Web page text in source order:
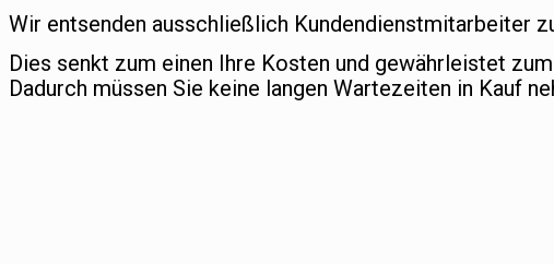
Wir entsenden ausschließlich Kundendienstmitarbeiter
Dies senkt zum einen Ihre Kosten und gewährleistet
Dadurch müssen Sie keine langen Wartezeiten in Kauf